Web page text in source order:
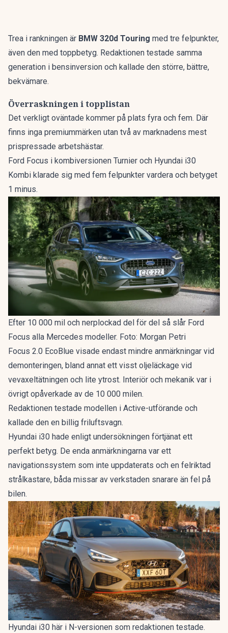
Trea i rankningen är BMW 320d Touring med tre felpunkter,
även den med toppbetyg. Redaktionen testade samma
generation i bensinversion och kallade den större, bättre,
bekvämare.
Överraskningen i topplistan
Det verkligt oväntade kommer på plats fyra och fem. Där
finns inga premiummärken utan två av marknadens mest
prispressade arbetshästar.
Ford Focus i kombiversionen Turnier och Hyundai i30
Kombi klarade sig med fem felpunkter vardera och betyget
1 minus.
Efter 10 000 mil och nerplockad del för del så slår Ford
Focus alla Mercedes modeller. Foto: Morgan Petri
Focus 2.0 EcoBlue visade endast mindre anmärkningar vid
demonteringen, bland annat ett visst oljeläckage vid
vevaxeltätningen och lite ytrost. Interiör och mekanik var i
övrigt opåverkade av de 10 000 milen.
Redaktionen testade modellen i Active-utförande och
kallade den en billig friluftsvagn.
Hyundai i30 hade enligt undersökningen förtjänat ett
perfekt betyg. De enda anmärkningarna var ett
navigationssystem som inte uppdaterats och en felriktad
strålkastare, båda missar av verkstaden snarare än fel på
bilen.
Hyundai i30 här i N-versionen som redaktionen testade.